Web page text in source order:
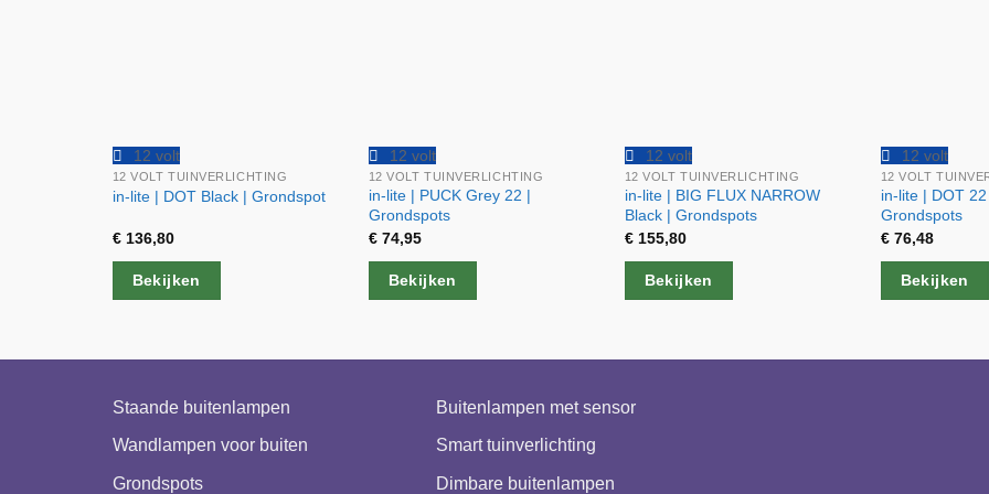
12 volt
12 VOLT TUINVERLICHTING
in-lite | DOT Black | Grondspot
€136,80
Bekijken
12 volt
12 VOLT TUINVERLICHTING
in-lite | PUCK Grey 22 |
Grondspots
€74,95
Bekijken
12 volt
12 VOLT TUINVERLICHTING
in-lite | BIG FLUX NARROW
Black | Grondspots
€155,80
Bekijken
12 volt
12 VOLT
in-lite | DOT
Grondspots
€76,48
Bekijken
Staande buitenlampen
Wandlampen voor buiten
Grondspots
Buitenlampen met sensor
Smart tuinverlichting
Dimbare buitenlampen